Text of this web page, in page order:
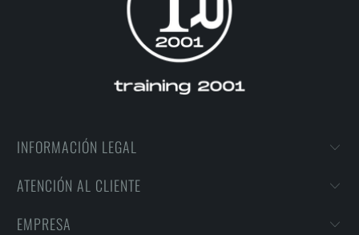
INFORMACIÓN LEGAL
ATENCIÓN AL CLIENTE
EMPRESA